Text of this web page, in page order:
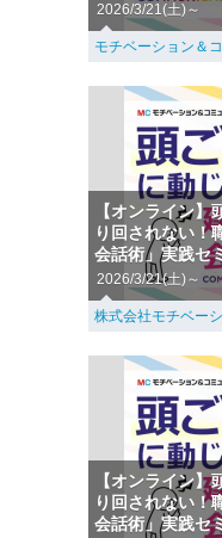
2026/3/21(土)～
モチベーション＆
【オンライン
り回されない！
会話術」実践セ
2026/3/21(土)～
株式会社モチベー
【オンライン
り回されない！
会話術」実践セ